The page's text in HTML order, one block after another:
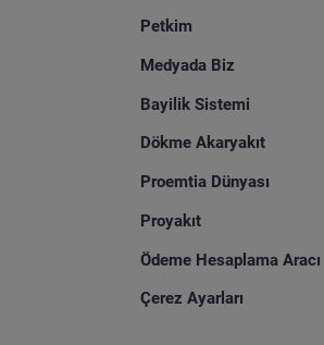
Petkim
Medyada Biz
Bayilik Sistemi
Dökme Akaryakıt
Proemtia Dünyası
Proyakıt
Ödeme Hesaplama Aracı
Çerez Ayarları